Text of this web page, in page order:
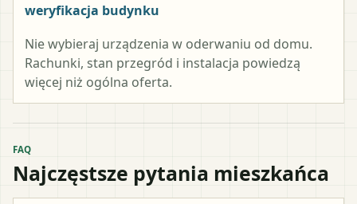
weryfikacja budynku
Nie wybieraj urządzenia w oderwaniu od domu.
Rachunki, stan przegród i instalacja powiedzą
więcej niż ogólna oferta.
FAQ
Najczęstsze pytania mieszkańca